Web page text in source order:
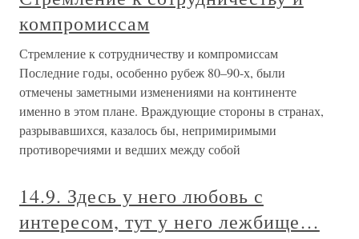
компромиссам
Стремление к сотрудничеству и компромиссам
Последние годы, особенно рубеж 80–90-х, были
отмечены заметными изменениями на континенте
именно в этом плане. Враждующие стороны в странах,
разрывавшихся, казалось бы, непримиримыми
противоречиями и ведших между собой
14.9. Здесь у него любовь с
интересом, тут у него лежбище…